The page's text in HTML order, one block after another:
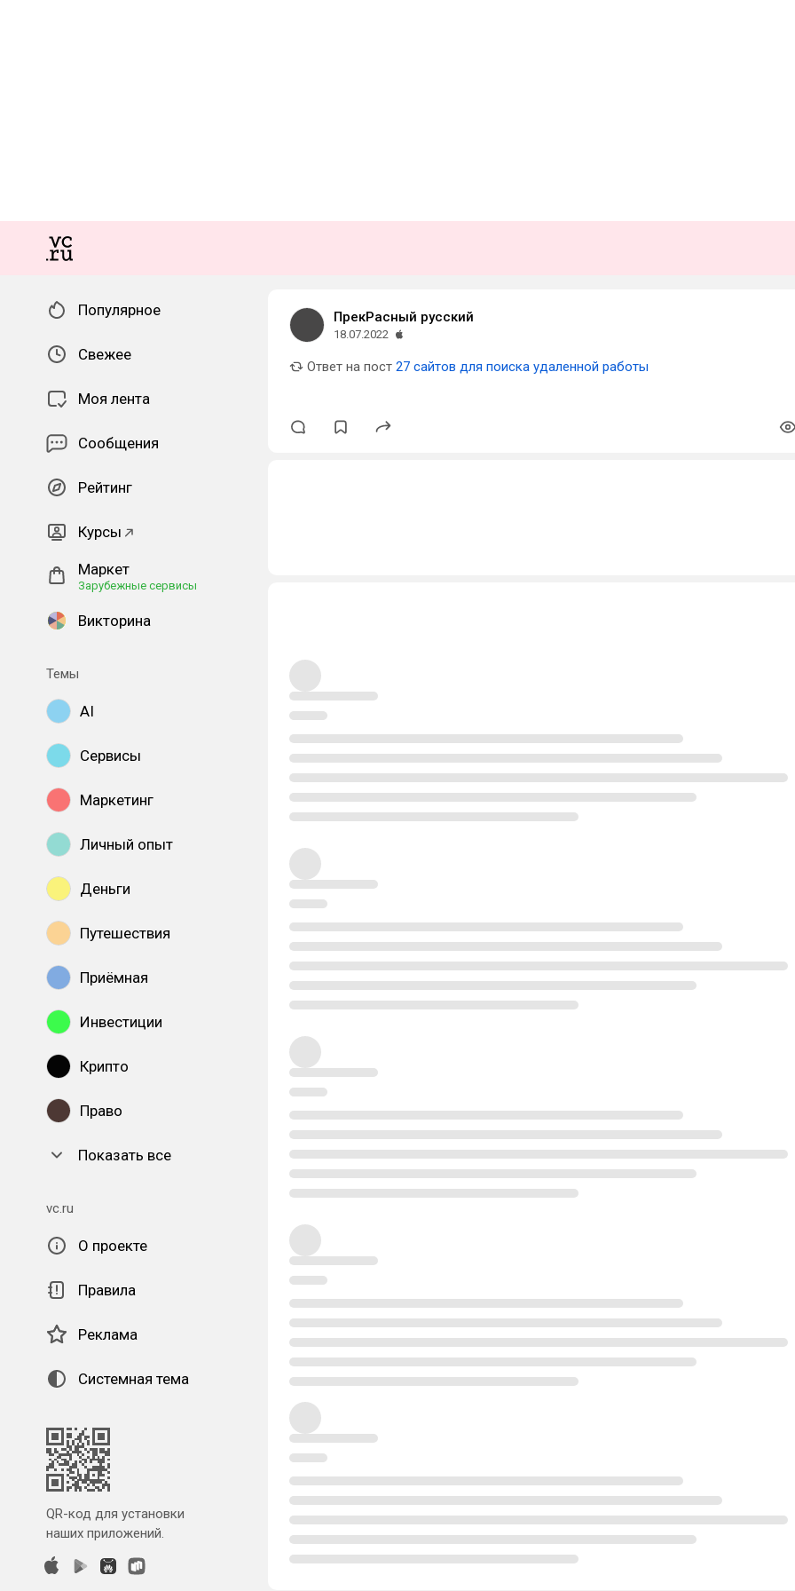
Популярное
Свежее
Моя лента
Сообщения
Рейтинг
Курсы
Маркет
Зарубежные сервисы
Викторина
Темы
AI
Сервисы
Маркетинг
Личный опыт
Деньги
Путешествия
Приёмная
Инвестиции
Крипто
Право
Показать все
vc.ru
О проекте
Правила
Реклама
Системная тема
QR-код для установки
наших приложений.
ПрекРасный русский
18.07.2022
Ответ на пост 27 сайтов для поиска удаленной работы